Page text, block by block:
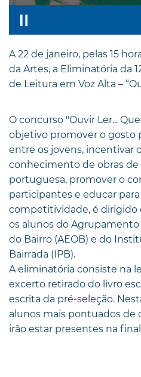
A 22 de janeiro, pelas 15
da Artes, a Eliminatória da
de Leitura em Voz Alta –
O concurso "Ouvir Ler...
objetivo promover o gosto
entre os jovens, incentivar
conhecimento de obras
portuguesa, promover o
participantes e educar
competitividade, é
os alunos do Agrupamento
do Bairro (AEOB) e do
Bairrada (IPB).
A eliminatória consiste na
excerto retirado do livro
escrita da pré-seleção.
alunos mais pontuados de
irão estar presentes na